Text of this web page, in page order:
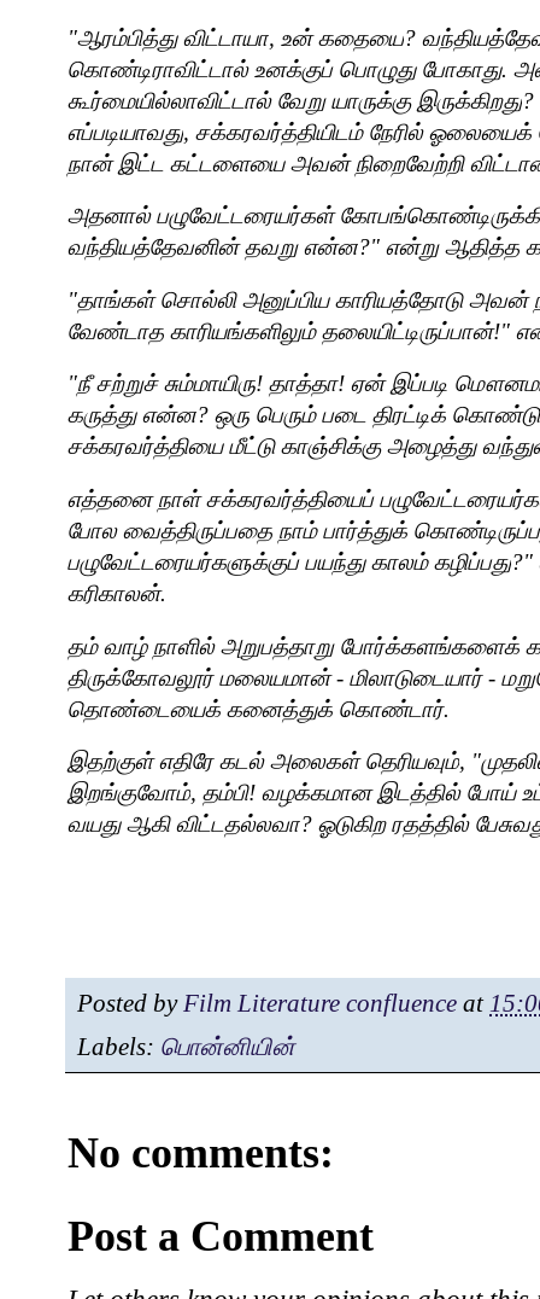
"ஆரம்பித்து விட்டாயா, உன் கதையை?
கொண்டிராவிட்டால் உனக்குப் பொழுது போகாது.
கூர்மையில்லாவிட்டால் வேறு யாருக்கு இருக்கிறது?
எப்படியாவது, சக்கரவர்த்தியிடம் நேரில்
நான் இட்ட கட்டளையை அவன் நிறைவேற்றி
அதனால் பழுவேட்டரையர்கள்
வந்தியத்தேவனின் தவறு என்ன?" என்று ஆதித்த
"தாங்கள் சொல்லி அனுப்பிய காரியத்தோடு அவன்
வேண்டாத காரியங்களிலும் தலையிட்டிருப்பான்!"
"நீ சற்றுச் சும்மாயிரு! தாத்தா! ஏன் இப்படி
கருத்து என்ன? ஒரு பெரும் படை திரட்டிக் கொண்டு
சக்கரவர்த்தியை மீட்டு காஞ்சிக்கு அழைத்து
எத்தனை நாள் சக்கரவர்த்தியைப்
போல வைத்திருப்பதை நாம் பார்த்துக்
பழுவேட்டரையர்களுக்குப் பயந்து காலம் கழிப்பது?"
கரிகாலன்.
தம் வாழ் நாளில் அறுபத்தாறு போர்க்களங்களைக்
திருக்கோவலூர் மலையமான் - மிலாடுடையார் -
தொண்டையைக் கனைத்துக் கொண்டார்.
இதற்குள் எதிரே கடல் அலைகள் தெரியவும், "
இறங்குவோம், தம்பி! வழக்கமான இடத்தில் போய்
வயது ஆகி விட்டதல்லவா? ஓடுகிற ரதத்தில்
Posted byFilm Literature confluence at
Labels: பொன்னியின்
No comments:
Post a Comment